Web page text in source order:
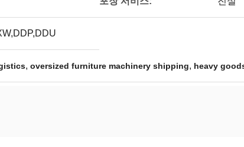
, oversized furniture machinery shipping, heavy